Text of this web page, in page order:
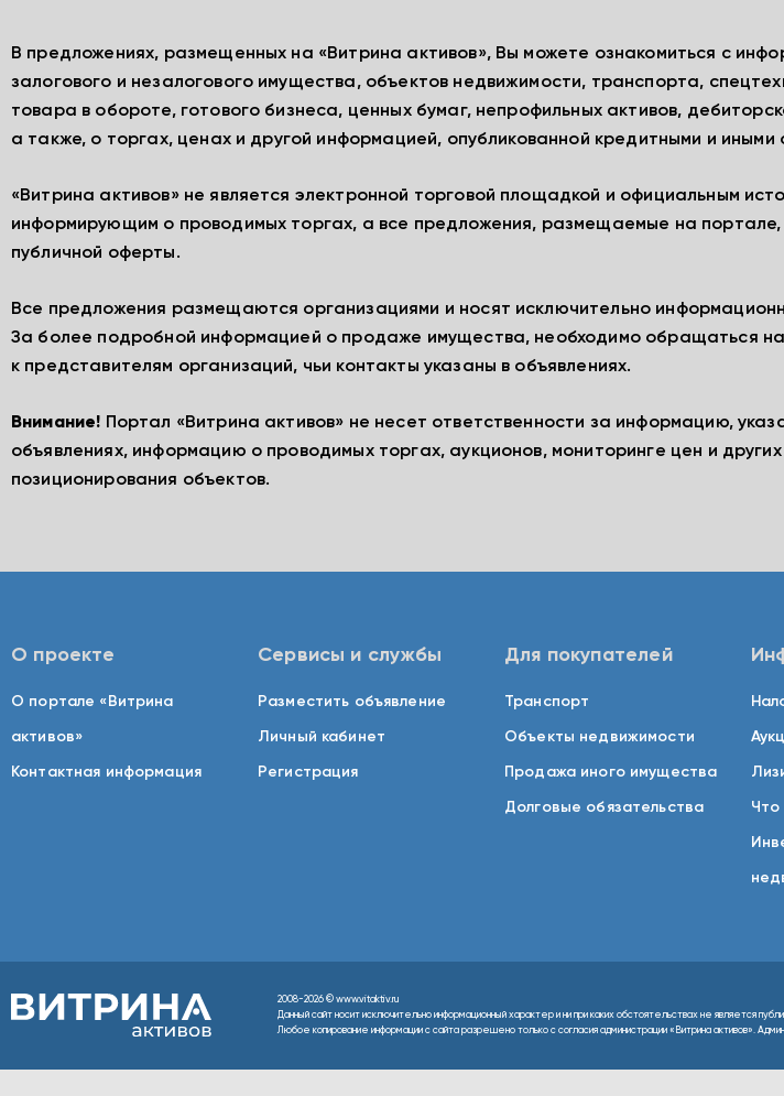
В предложениях, размещенных на «Витрина активов», Вы можете ознакомиться с
залогового и незалогового имущества, объектов недвижимости, транспорта,
товара в обороте, готового бизнеса, ценных бумаг, непрофильных активов,
а также, о торгах, ценах и другой информацией, опубликованной кредитными и иными
«Витрина активов» не является электронной торговой площадкой и официальным
информирующим о проводимых торгах, а все предложения, размещаемые на портале,
публичной оферты.
Все предложения размещаются организациями и носят исключительно
За более подробной информацией о продаже имущества, необходимо обращаться
к представителям организаций, чьи контакты указаны в объявлениях.
Внимание! Портал «Витрина активов» не несет ответственности за информацию,
объявлениях, информацию о проводимых торгах, аукционов, мониторинге цен и
позиционирования объектов.
О проекте
О портале «Витрина
активов»
Контактная информация
Сервисы и службы
Разместить объявление
Личный кабинет
Регистрация
Для покупателей
Транспорт
Объекты недвижимости
Продажа иного имущества
Долговые обязательства Что
2008-2026 © www.vitaktiv.ru
Данный сайт носит исключительно информационный характер и ни при каких обстоятельствах не является
Любое копирование информации с сайта разрешено только с согласия администрации «Витрина активов».